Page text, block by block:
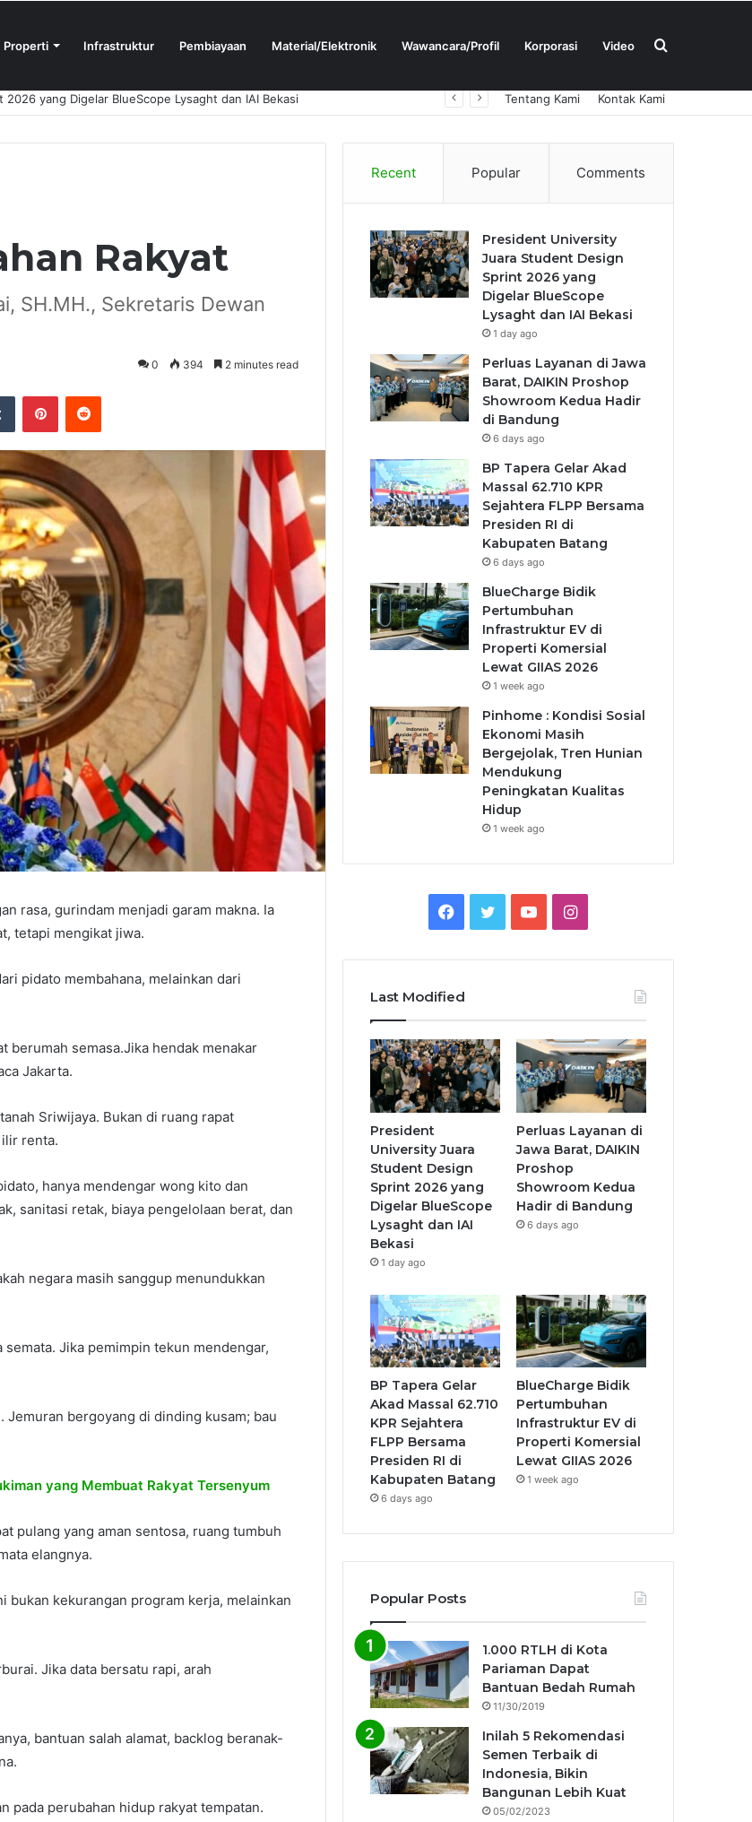
Properti Infrastruktur Pembiayaan Material/Elektronik Wawancara/Profil Korporasi Video Search
Kedua Hadir di Bandung Tentang Kami Kontak Kami
Rakyat
SH.MH., Sekretaris Dewan
0 394 2 minutes read
Tumblr PinterestReddit
rasa, gurindam menjadi garam makna. Ia
tetapi mengikat jiwa.
pidato membahana, melainkan dari
berumah semasa.Jika hendak menakar
Jakarta.
Sriwijaya. Bukan di ruang rapat
renta.
hanya mendengar wong kito dan
sanitasi retak, biaya pengelolaan berat, dan
negara masih sanggup menundukkan
Jika pemimpin tekun mendengar,
bergoyang di dinding kusam; bau
yang Membuat Rakyat Tersenyum
pulang yang aman sentosa, ruang tumbuh
elangnya.
kekurangan program kerja, melainkan
Jika data bersatu rapi, arah
bantuan salah alamat, backlog beranak-
pada perubahan hidup rakyat tempatan.
Recent Popular Comments
President University
Juara Student Design
Sprint 2026 yang
Digelar BlueScope
Lysaght dan IAI Bekasi
1 day ago
Perluas Layanan di Jawa
Barat, DAIKIN Proshop
Showroom Kedua Hadir
di Bandung
6 days ago
BP Tapera Gelar Akad
Massal 62.710 KPR
Sejahtera FLPP Bersama
Presiden RI di
Kabupaten Batang
6 days ago
BlueCharge Bidik
Pertumbuhan
Infrastruktur EV di
Properti Komersial
Lewat GIIAS 2026
1 week ago
Pinhome : Kondisi Sosial
Ekonomi Masih
Bergejolak, Tren Hunian
Mendukung
Peningkatan Kualitas
Hidup
1 week ago
Facebook
TwitterYouTubeInstagram
Last Modified
President
University Juara
Student Design
Sprint 2026 yang
Digelar BlueScope
Lysaght dan IAI
Bekasi
1 day ago
Perluas Layanan di
Jawa Barat, DAIKIN
Proshop
Showroom Kedua
Hadir di Bandung
6 days ago
BP Tapera Gelar
Akad Massal 62.710
KPR Sejahtera
FLPP Bersama
Presiden RI di
Kabupaten Batang
6 days ago
BlueCharge Bidik
Pertumbuhan
Infrastruktur EV di
Properti Komersial
Lewat GIIAS 2026
1 week ago
Popular Posts
1.000 RTLH di Kota
Pariaman Dapat
Bantuan Bedah Rumah
11/30/2019
Inilah 5 Rekomendasi
Semen Terbaik di
Indonesia, Bikin
Bangunan Lebih Kuat
05/02/2023